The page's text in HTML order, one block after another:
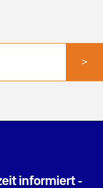
>
informiert -